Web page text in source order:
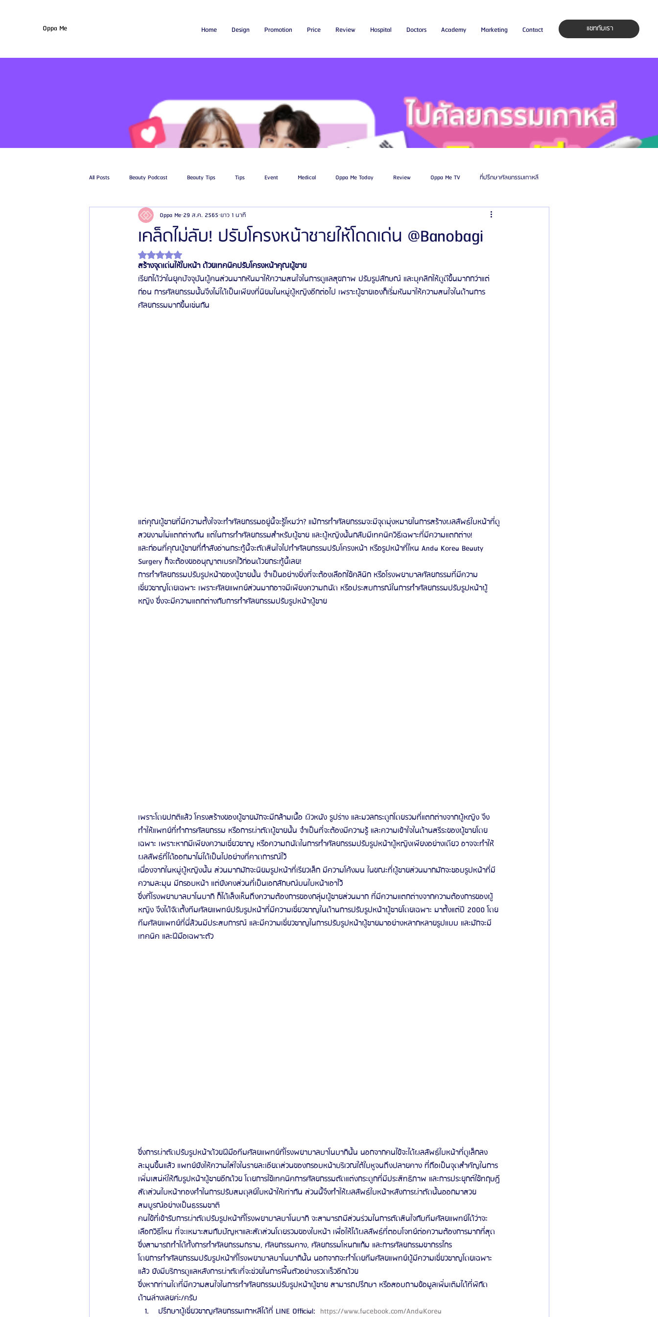
Home Design Promotion Price Review Hospital Doctors Academy Marketing Contact แชทกับเรา
Oppa Me
All Posts Beauty Podcast Beauty Tips Tips Event Medical Oppa Me Today Review Oppa Me TV ที่ปรึกษาศัลยกรรมเกาหลี
รีวิวศัลยกรรมฉีดไขมัน รีวิวศัลยกรรมดูดไขมัน ศัลยแพทย์ ประเทศเกาหลี
โรงพยาบาลศัลยกรรมเฟรช
รีวิวศัลยกรรมผู้ชาย โรงพยาบาลศัลยกรรมมาอิน โรงพยาบาลศัลยกรรมนานะ โรงพยาบาลศัลยกรรมรูบี Certified Consultant
เคล็ดไม่ลับ! ปรับโครงหน้าชายให้โดดเด่น @Banobagi
Oppa Me 29 ส.ค. 2565 ยาว 1 นาที
ได้รับ NaN เต็ม 5 ดาว
สร้างจุดเด่นให้ใบหน้า ด้วยเทคนิคปรับโครงหน้าคุณผู้ชาย
เรียกได้ว่าในยุคปัจจุบันผู้คนส่วนมากหันมาให้ความสนใจในการดูแลสุขภาพ ปรับรูปลักษณ์ และบุคลิกให้ดูดีขึ้นมากกว่าแต่
ก่อน การศัลยกรรมนั้นจึงไม่ได้เป็นเพียงที่นิยมในหมู่ผู้หญิงอีกต่อไป เพราะผู้ชายเองก็เริ่มหันมาให้ความสนใจในด้านการ
ศัลยกรรมมากขึ้นเช่นกัน
แต่คุณผู้ชายที่มีความตั้งใจจะทำศัลยกรรมอยู่นี้จะรู้ไหมว่า? แม้การทำศัลยกรรมจะมีจุดมุ่งหมายในการสร้างผลลัพธ์ใบหน้าที่ดู
สวยงามไม่แตกต่างกัน แต่ในการทำศัลยกรรมสำหรับผู้ชาย และผู้หญิงนั้นกลับมีเทคนิควิธีเฉพาะที่มีความแตกต่าง!
และก่อนที่คุณผู้ชายที่กำลังอ่านกระทู้นี้จะตัดสินใจไปทำศัลยกรรมปรับโครงหน้า หรือรูปหน้าที่ไหน Anda Korea Beauty
Surgery ก็จะต้องขออนุญาตเบรคไว้ก่อนด้วยกระทู้นี้เลย!
การทำศัลยกรรมปรับรูปหน้าของผู้ชายนั้น จำเป็นอย่างยิ่งที่จะต้องเลือกใช้คลินิก หรือโรงพยาบาลศัลยกรรมที่มีความ
เชี่ยวชาญโดยเฉพาะ เพราะศัลยแพทย์ส่วนมากอาจมีเพียงความถนัด หรือประสบการณ์ในการทำศัลยกรรมปรับรูปหน้าผู้
หญิง ซึ่งจะมีความแตกต่างกับการทำศัลยกรรมปรับรูปหน้าผู้ชาย
เพราะโดยปกติแล้ว โครงสร้างของผู้ชายมักจะมีกล้ามเนื้อ ผิวหนัง รูปร่าง และมวลกระดูกโดยรวมที่แตกต่างจากผู้หญิง จึง
ทำให้แพทย์ที่ทำการศัลยกรรม หรือการผ่าตัดผู้ชายนั้น จำเป็นที่จะต้องมีความรู้ และความเข้าใจในด้านสรีระของผู้ชายโดย
เฉพาะ เพราะหากมีเพียงความเชี่ยวชาญ หรือความถนัดในการทำศัลยกรรมปรับรูปหน้าผู้หญิงเพียงอย่างเดียว อาจจะทำให้
ผลลัพธ์ที่ได้ออกมาไม่ได้เป็นไปอย่างที่คาดการณ์ไว้
เนื่องจากในหมู่ผู้หญิงนั้น ส่วนมากมักจะนิยมรูปหน้าที่เรียวเล็ก มีความโค้งมน ในขณะที่ผู้ชายส่วนมากมักจะชอบรูปหน้าที่มี
ความละมุน มีกรอบหน้า แต่ยังคงส่วนที่เป็นเอกลักษณ์บนใบหน้าเอาไว้
ซึ่งที่โรงพยาบาลบาโนบากิ ก็ได้เล็งเห็นถึงความต้องการของกลุ่มผู้ชายส่วนมาก ที่มีความแตกต่างจากความต้องการของผู้
หญิง จึงได้จัดตั้งทีมศัลยแพทย์ปรับรูปหน้าที่มีความเชี่ยวชาญในด้านการปรับรูปหน้าผู้ชายโดยเฉพาะ มาตั้งแต่ปี 2000 โดย
ทีมศัลยแพทย์ที่นี่ล้วนมีประสบการณ์ และมีความเชี่ยวชาญในการปรับรูปหน้าผู้ชายมาอย่างหลากหลายรูปแบบ และมักจะมี
เทคนิค และฝีมือเฉพาะตัว
ซึ่งการผ่าตัดปรับรูปหน้าด้วยฝีมือทีมศัลยแพทย์ที่โรงพยาบาลบาโนบากินั้น นอกจากคนไข้จะได้ผลลัพธ์ใบหน้าที่ดูเล็กลง
ละมุนขึ้นแล้ว แพทย์ยังให้ความใส่ใจในรายละเอียดส่วนของกรอบหน้าบริเวณใต้ใบหูจนถึงปลายคาง ที่ถือเป็นจุดสำคัญในการ
เพิ่มเสน่ห์ให้กับรูปหน้าผู้ชายอีกด้วย โดยการใช้เทคนิคการศัลยกรรมตัดแต่งกระดูกที่มีประสิทธิภาพ และการประยุกต์ใช้ทฤษฎี
สัดส่วนใบหน้าทองคำในการปรับสมดุลย์ใบหน้าให้เท่ากัน ส่วนนี้จึงทำให้ผลลัพธ์ใบหน้าหลังการผ่าตัดนั้นออกมาสวย
สมบูรณ์อย่างเป็นธรรมชาติ
คนไข้ที่เข้ารับการผ่าตัดปรับรูปหน้าที่โรงพยาบาลบาโนบากิ จะสามารถมีส่วนร่วมในการตัดสินใจกับทีมศัลยแพทย์ได้ว่าจะ
เลือกวิธีไหน ที่จะเหมาะสมกับปัญหาและสัดส่วนโดยรวมของใบหน้า เพื่อให้ได้ผลลัพธ์ที่ตอบโจทย์ต่อความต้องการมากที่สุด
ซึ่งสามารถทำได้ทั้งการทำศัลยกรรมกราม, ศัลยกรรมคาง, ศัลยกรรมโหนกแก้ม และการศัลยกรรมขากรรไกร
โดยการทำศัลยกรรมปรับรูปหน้าที่โรงพยาบาลบาโนบากินั้น นอกจากจะทำโดยทีมศัลยแพทย์ผู้มีความเชี่ยวชาญโดยเฉพาะ
แล้ว ยังมีบริการดูแลหลังการผ่าตัดที่จะช่วยในการฟื้นตัวอย่างรวดเร็วอีกด้วย
ซึ่งหากท่านใดที่มีความสนใจในการทำศัลยกรรมปรับรูปหน้าผู้ชาย สามารถปรึกษา หรือสอบถามข้อมูลเพิ่มเติมได้ที่พิกัด
ด้านล่างเลยค่ะ/ครับ
ปรึกษาผู้เชี่ยวชาญศัลยกรรมเกาหลีได้ที่ LINE Official: https://www.facebook.com/AndaKorea